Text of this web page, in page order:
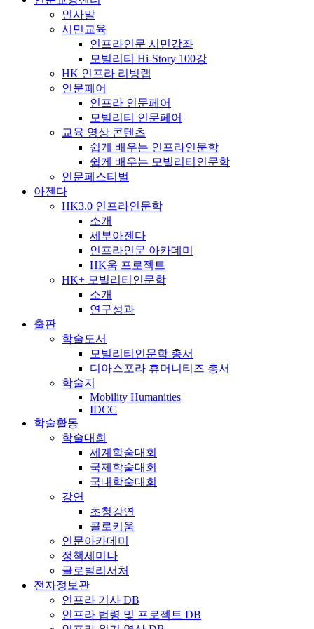
인사말
시민교육
인프라인문 시민강좌
모빌리티 Hi-Story 100강
HK 인프라 리빙랩
인문페어
인프라 인문페어
모빌리티 인문페어
교육 영상 콘텐츠
쉽게 배우는 인프라인문학
쉽게 배우는 모빌리티인문학
인문페스티벌
아젠다
HK3.0 인프라인문학
소개
세부아젠다
인프라인문 아카데미
HK움 프로젝트
HK+ 모빌리티인문학
소개
연구성과
출판
학술도서
모빌리티인문학 총서
디아스포라 휴머니티즈 총서
학술지
Mobility Humanities
IDCC
학술활동
학술대회
세계학술대회
국제학술대회
국내학술대회
강연
초청강연
콜로키움
인문아카데미
정책세미나
글로벌리서처
전자정보관
인프라 기사 DB
인프라 법령 및 프로젝트 DB